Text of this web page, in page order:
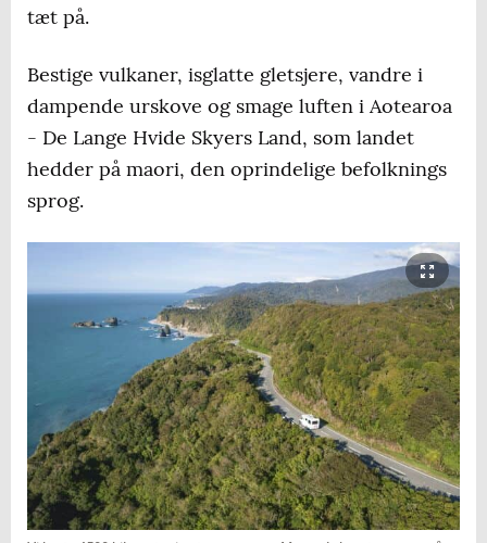
tæt på.
Bestige vulkaner, isglatte gletsjere, vandre i
dampende urskove og smage luften i Aotearoa
- De Lange Hvide Skyers Land, som landet
hedder på maori, den oprindelige befolknings
sprog.